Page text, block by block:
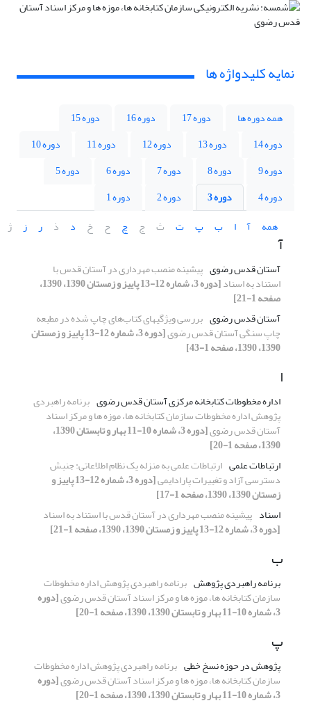
نمایه کلیدواژه ها
همه دوره ها دوره 17 دوره 16
دوره 15
دوره 14
دوره 13 دوره 12 دوره 11
دوره 10
دوره 9
دوره 8 دوره 7 دوره 6
دوره 5
دوره 4
دوره 3 دوره 2
دوره 1
همه
آ ا ب پ ت ث ج چ ح خ د ذ ر ز ژ
آ
آستان قدس رضوی پیشینه منصب مهرداری در آستان قدس با
استناد به اسناد [دوره 3، شماره 12-13 پاییز و زمستان 1390، 1390،
صفحه 1-21]
آستان قدس رضوی ‏بررسی ویژگیهای کتاب‌های چاپ شده در مطبعه
چاپ سنگی آستان قدس رضوی [دوره 3، شماره 12-13 پاییز و زمستان
1390، 1390، صفحه 1-43]
ا
اداره مخطوطات کتابخانه مرکزی آستان قدس رضوی برنامه راهبردی
پژوهش اداره مخطوطات سازمان کتابخانه ها، موزه ها و مرکز اسناد
آستان قدس رضوی [دوره 3، شماره 10-11 بهار و تابستان 1390،
1390، صفحه 1-20]
ارتباطات علمی ارتباطات علمی به منزله یک نظام اطلاعاتی: جنبش
دسترسی آزاد و تغییرات پارادایمی [دوره 3، شماره 12-13 پاییز و
زمستان 1390، 1390، صفحه 1-17]
اسناد پیشینه منصب مهرداری در آستان قدس با استناد به اسناد
[دوره 3، شماره 12-13 پاییز و زمستان 1390، 1390، صفحه 1-21]
ب
برنامه راهبردی پژوهش برنامه راهبردی پژوهش اداره مخطوطات
سازمان کتابخانه ها، موزه ها و مرکز اسناد آستان قدس رضوی[دوره
3، شماره 10-11 بهار و تابستان 1390، 1390، صفحه 1-20]
پ
پژوهش در حوزه نسخ خطی برنامه راهبردی پژوهش اداره مخطوطات
سازمان کتابخانه ها، موزه ها و مرکز اسناد آستان قدس رضوی[دوره
3، شماره 10-11 بهار و تابستان 1390، 1390، صفحه 1-20]